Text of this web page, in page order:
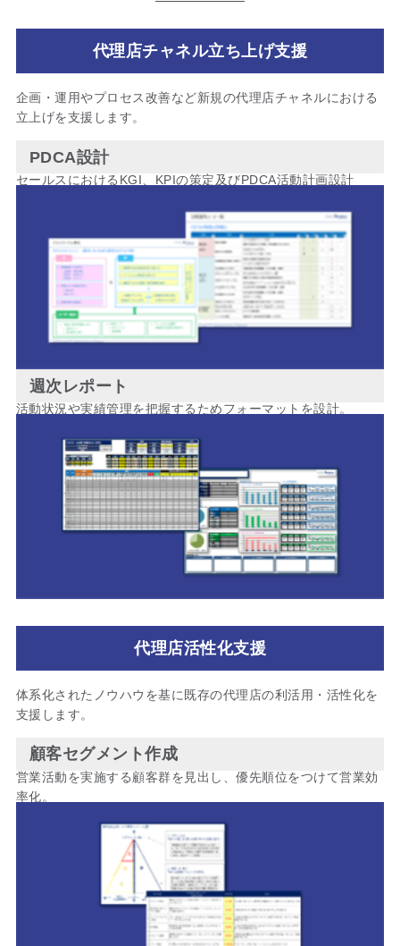
代理店チャネル立ち上げ支援
企画・運用やプロセス改善など新規の代理店チャネルにおける
立上げを支援します。
PDCA設計
セールスにおけるKGI、KPIの策定及びPDCA活動計画設計
週次レポート
活動状況や実績管理を把握するためフォーマットを設計。
代理店活性化支援
体系化されたノウハウを基に既存の代理店の利活用・活性化を
支援します。
顧客セグメント作成
営業活動を実施する顧客群を見出し、優先順位をつけて営業効
率化。